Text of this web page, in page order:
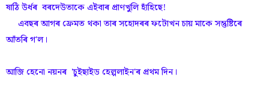
ষাঠি উৰ্ধৰ বৰদেউতাকে এইবাৰ প্ৰাণখুলি হাঁহিছে!
এবছৰ আগৰ ফ্ৰেমত থকা তাৰ সহোদৰৰ ফটোখন চায় মাকে সন্তুষ্টিৰে
আঁতৰি গ'ল।
আজি হেনো নয়নৰ 'চুইছাইড হেল্পলাইন'ৰ প্ৰথম দিন।